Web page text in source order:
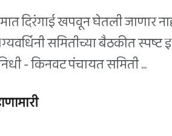
दिरंगाई खपवून घेतली जाणार
समितीच्या बैठकीत स्पष्ट
- किनवट पंचायत समिती ...